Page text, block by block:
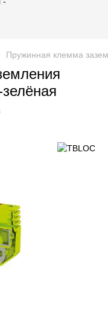
Пружинная клемма